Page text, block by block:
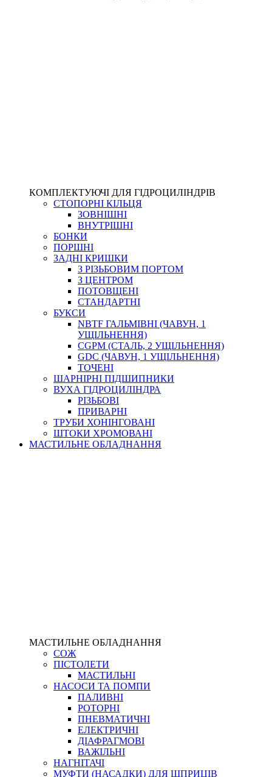
КОМПЛЕКТУЮЧІ ДЛЯ ГІДРОЦИЛІНДРІВ
СТОПОРНІ КІЛЬЦЯ
ЗОВНІШНІ
ВНУТРІШНІ
БОНКИ
ПОРШНІ
ЗАДНІ КРИШКИ
З РІЗЬБОВИМ ПОРТОМ
З ЦЕНТРОМ
ПОТОВЩЕНІ
СТАНДАРТНІ
БУКСИ
NBTF ГАЛЬМІВНІ (ЧАВУН, 1
УЩІЛЬНЕННЯ)
CGPM (СТАЛЬ, 2 УЩІЛЬНЕННЯ)
GDC (ЧАВУН, 1 УЩІЛЬНЕННЯ)
ТОЧЕНІ
ШАРНІРНІ ПІДШИПНИКИ
ВУХА ГІДРОЦИЛІНДРА
РІЗЬБОВІ
ПРИВАРНІ
ТРУБИ ХОНІНГОВАНІ
ШТОКИ ХРОМОВАНІ
МАСТИЛЬНЕ ОБЛАДНАННЯ
МАСТИЛЬНЕ ОБЛАДНАННЯ
СОЖ
ПІСТОЛЕТИ
МАСТИЛЬНІ
НАСОСИ ТА ПОМПИ
ПАЛИВНІ
РОТОРНІ
ПНЕВМАТИЧНІ
ЕЛЕКТРИЧНІ
ДІАФРАГМОВІ
ВАЖІЛЬНІ
НАГНІТАЧІ
МУФТИ (НАСАДКИ) ДЛЯ ШПРИЦІВ